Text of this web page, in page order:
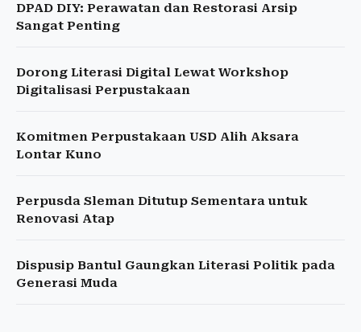
DPAD DIY: Perawatan dan Restorasi Arsip
Sangat Penting
Dorong Literasi Digital Lewat Workshop
Digitalisasi Perpustakaan
Komitmen Perpustakaan USD Alih Aksara
Lontar Kuno
Perpusda Sleman Ditutup Sementara untuk
Renovasi Atap
Dispusip Bantul Gaungkan Literasi Politik pada
Generasi Muda